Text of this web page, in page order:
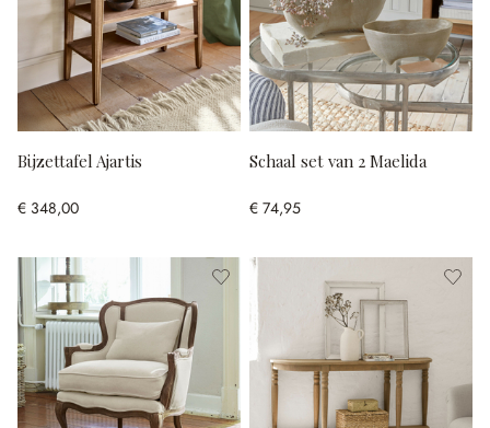
Bijzettafel Ajartis
€ 348,00
Schaal set van 2 Maelida
€ 74,95